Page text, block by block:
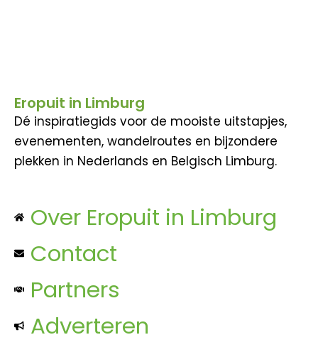
Eropuit in Limburg
Dé inspiratiegids voor de mooiste uitstapjes,
evenementen, wandelroutes en bijzondere
plekken in Nederlands en Belgisch Limburg.
Over Eropuit in Limburg
Contact
Partners
Adverteren